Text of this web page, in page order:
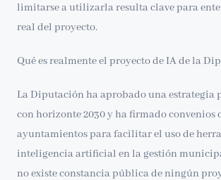
limitarse a utilizarla resulta clave para
real del proyecto.
Qué es realmente el proyecto de IA de la
La Diputación ha aprobado una estrategia
con horizonte 2030 y ha firmado convenios
ayuntamientos para facilitar el uso de
inteligencia artificial en la gestión
no existe constancia pública de ningún